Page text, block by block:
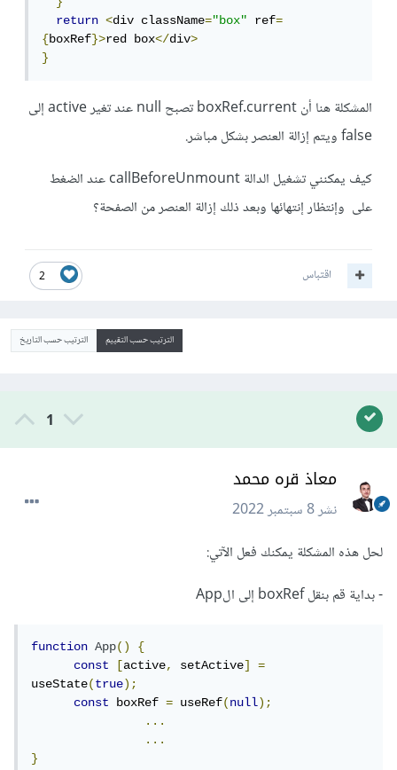
return
<div className="box" ref=
{boxRef}>red box</div>
}
المشكلة هنا أن boxRef.current تصبح null عند تغير active إلى
false ويتم إزالة العنصر بشكل مباشر.
كيف يمكنني تشغيل الدالة callBeforeUnmount عند الضغط
على وإنتظار إنتهائها وبعد ذلك إزالة العنصر من الصفحة؟
2 اقتباس
الترتيب حسب التقييم الترتيب حسب التاريخ
1
معاذ قره محمد
نشر8 سبتمبر 2022
لحل هذه المشكلة يمكنك فعل الآتي:
- بداية قم بنقل boxRef إلى الApp
function App()
{
const
[active, setActive]
=
useState(true);
const
boxRef = useRef(null);
...
...
}